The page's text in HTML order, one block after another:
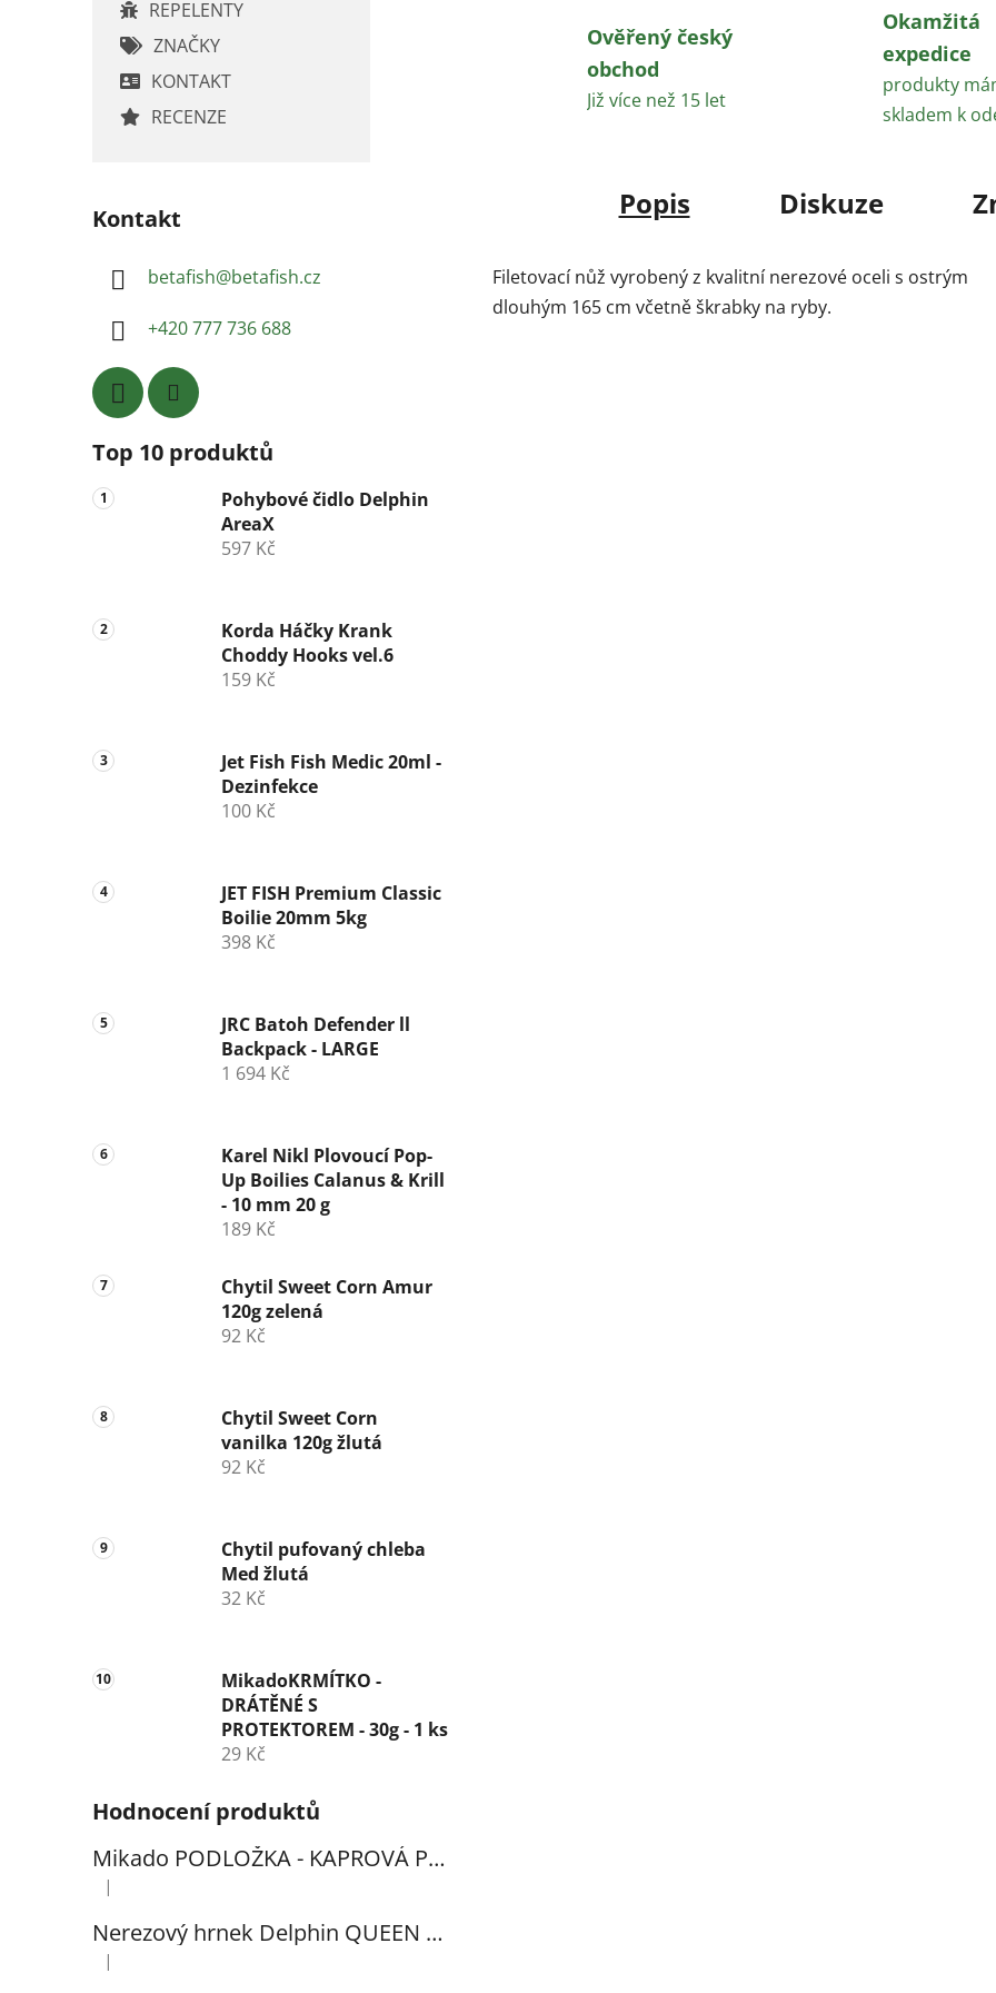
REPELENTY
ZNAČKY
KONTAKT
RECENZE
Kontakt
betafish@betafish.cz
+420 777 736 688
Top 10 produktů
Pohybové čidlo Delphin
AreaX
597 Kč
Korda Háčky Krank
Choddy Hooks vel.6
159 Kč
Jet Fish Fish Medic 20ml -
Dezinfekce
100 Kč
JET FISH Premium Classic
Boilie 20mm 5kg
398 Kč
JRC Batoh Defender ll
Backpack - LARGE
1 694 Kč
Karel Nikl Plovoucí Pop-
Up Boilies Calanus & Krill
- 10 mm 20 g
189 Kč
Chytil Sweet Corn Amur
120g zelená
92 Kč
Chytil Sweet Corn
vanilka 120g žlutá
92 Kč
Chytil pufovaný chleba
Med žlutá
32 Kč
MikadoKRMÍTKO -
DRÁTĚNÉ S
PROTEKTOREM - 30g - 1 ks
29 Kč
Hodnocení produktů
Mikado PODLOŽKA - KAPROVÁ PRO VYHÁČKOVÁNÍ S METREM - (102x60cm) - 1ks
Hodnocení produktu je 5 z 5 hvězdiček.
|
Nerezový hrnek Delphin QUEEN 300ml
Hodnocení produktu je 5 z 5 hvězdiček.
|
Ověřený český
obchod
Již více než 15 let
Okamžitá
expedice
produkty
skladem k
Popis Diskuze
Filetovací nůž vyrobený z kvalitní nerezové oceli s ostrým
dlouhým 165 cm včetně škrabky na ryby.